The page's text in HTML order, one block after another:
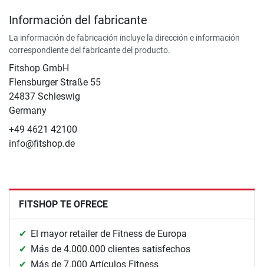
Información del fabricante
La información de fabricación incluye la dirección e información
correspondiente del fabricante del producto.
Fitshop GmbH
Flensburger Straße 55
24837 Schleswig
Germany
+49 4621 42100
info@fitshop.de
FITSHOP TE OFRECE
El mayor retailer de Fitness de Europa
Más de 4.000.000 clientes satisfechos
Más de 7.000 Artículos Fitness